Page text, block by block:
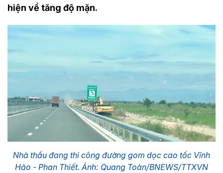
hiện về tăng độ mặn.
Nhà thầu đang thi công đường gom dọc cao tốc Vĩnh
Hảo - Phan Thiết. Ảnh: Quang Toàn/BNEWS/TTXVN